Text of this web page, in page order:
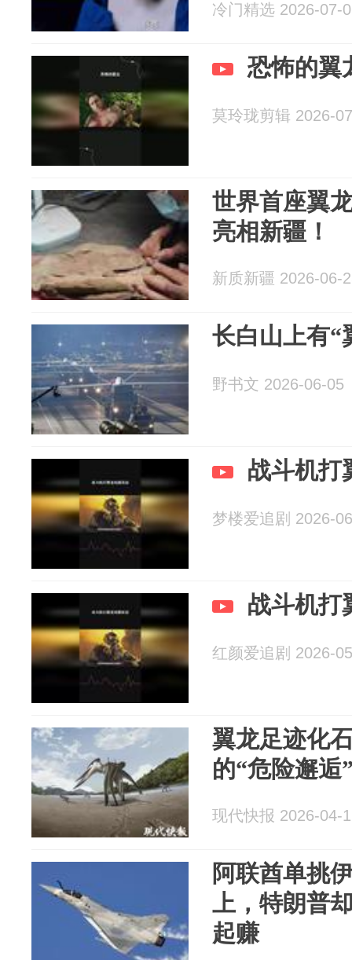
冷门精选 2026-07-
恐怖的翼
莫玲珑剪辑 2026-
世界首座翼
亮相新疆！
新质新疆 2026-06-
长白山上有“
野书文 2026-06-05
战斗机打
梦楼爱追剧 2026-
战斗机打
红颜爱追剧 2026-
翼龙足迹化
的“危险邂逅
现代快报 2026-04-
阿联酋单挑
上，特朗普
起赚